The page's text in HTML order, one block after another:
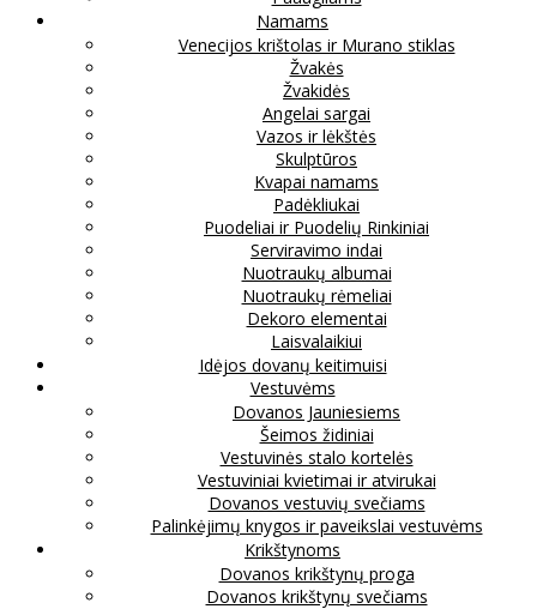
Namams
Venecijos krištolas ir Murano stiklas
Žvakės
Žvakidės
Angelai sargai
Vazos ir lėkštės
Skulptūros
Kvapai namams
Padėkliukai
Puodeliai ir Puodelių Rinkiniai
Serviravimo indai
Nuotraukų albumai
Nuotraukų rėmeliai
Dekoro elementai
Laisvalaikiui
Idėjos dovanų keitimuisi
Vestuvėms
Dovanos Jauniesiems
Šeimos židiniai
Vestuvinės stalo kortelės
Vestuviniai kvietimai ir atvirukai
Dovanos vestuvių svečiams
Palinkėjimų knygos ir paveikslai vestuvėms
Krikštynoms
Dovanos krikštynų proga
Dovanos krikštynų svečiams